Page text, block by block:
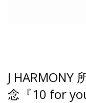
J HARMONY
念『10 for